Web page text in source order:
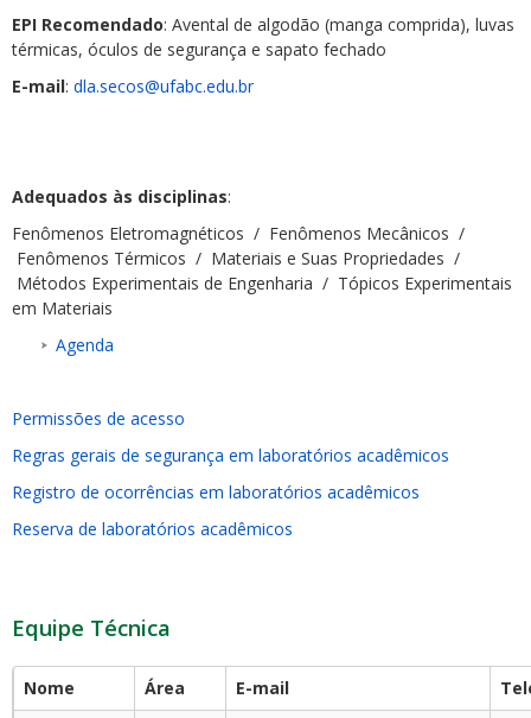
EPI Recomendado: Avental de algodão (manga comprida), luvas
térmicas, óculos de segurança e sapato fechado
E-mail: dla.secos@ufabc.edu.br
Adequados às disciplinas:
Fenômenos Eletromagnéticos / Fenômenos Mecânicos /
Fenômenos Térmicos / Materiais e Suas Propriedades /
Métodos Experimentais de Engenharia / Tópicos Experimentais
em Materiais
Agenda
Permissões de acesso
Regras gerais de segurança em laboratórios acadêmicos
Registro de ocorrências em laboratórios acadêmicos
Reserva de laboratórios acadêmicos
Equipe Técnica
Nome Área E-mail